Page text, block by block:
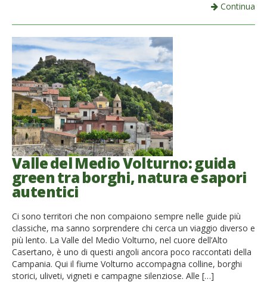
Continua
Valle del Medio Volturno: guida
green tra borghi, natura e sapori
autentici
Ci sono territori che non compaiono sempre nelle guide più
classiche, ma sanno sorprendere chi cerca un viaggio diverso e
più lento. La Valle del Medio Volturno, nel cuore dell’Alto
Casertano, è uno di questi angoli ancora poco raccontati della
Campania. Qui il fiume Volturno accompagna colline, borghi
storici, uliveti, vigneti e campagne silenziose. Alle […]